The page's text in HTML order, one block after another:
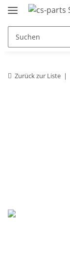
Zurück zur Liste